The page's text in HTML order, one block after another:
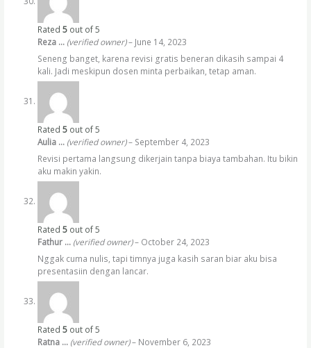
Rated 5out of 5
Reza … (verified owner) – June 14, 2023
Seneng banget, karena revisi gratis beneran dikasih sampai 4
kali. Jadi meskipun dosen minta perbaikan, tetap aman.
Rated 5out of 5
Aulia … (verified owner) – September 4, 2023
Revisi pertama langsung dikerjain tanpa biaya tambahan. Itu bikin
aku makin yakin.
Rated 5out of 5
Fathur … (verified owner) – October 24, 2023
Nggak cuma nulis, tapi timnya juga kasih saran biar aku bisa
presentasiin dengan lancar.
Rated 5out of 5
Ratna … (verified owner) – November 6, 2023